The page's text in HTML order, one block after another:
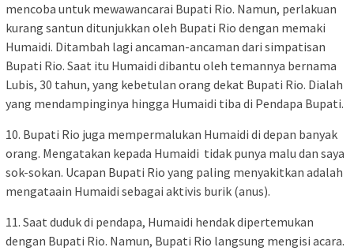
mencoba untuk mewawancarai Bupati Rio. Namun, perlakuan
kurang santun ditunjukkan oleh Bupati Rio dengan memaki
Humaidi. Ditambah lagi ancaman-ancaman dari simpatisan
Bupati Rio. Saat itu Humaidi dibantu oleh temannya bernama
Lubis, 30 tahun, yang kebetulan orang dekat Bupati Rio. Dialah
yang mendampinginya hingga Humaidi tiba di Pendapa Bupati.
10. Bupati Rio juga mempermalukan Humaidi di depan banyak
orang. Mengatakan kepada Humaidi tidak punya malu dan saya
sok-sokan. Ucapan Bupati Rio yang paling menyakitkan adalah
mengataain Humaidi sebagai aktivis burik (anus).
11. Saat duduk di pendapa, Humaidi hendak dipertemukan
dengan Bupati Rio. Namun, Bupati Rio langsung mengisi acara.